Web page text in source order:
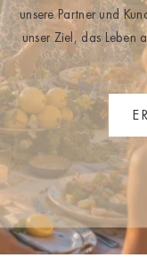
unsere Partner und
unser Ziel, das Leben